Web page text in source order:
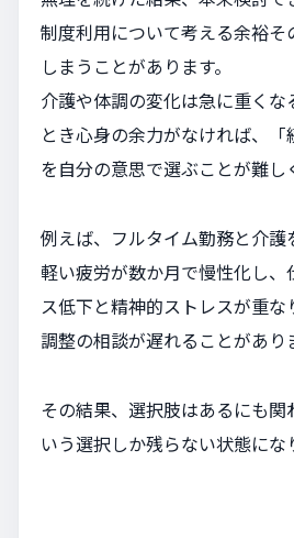
制度利用について考える余裕そ
しまうことがあります。
介護や体調の変化は急に重くな
とき心身の余力がなければ、「
を自分の意思で選ぶことが難し
例えば、フルタイム勤務と介護
軽い疲労が数か月で慢性化し
ス低下と精神的ストレスが重
調整の相談が遅れることがあり
その結果、選択肢はあるにも関
いう選択しか残らない状態にな